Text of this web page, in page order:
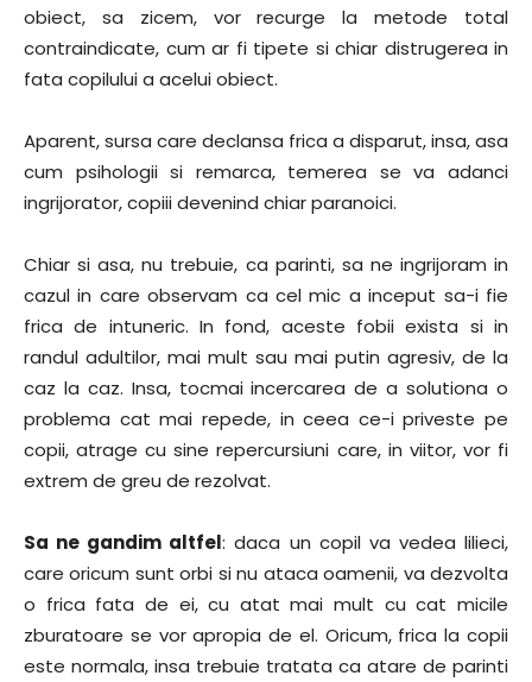
obiect, sa zicem, vor recurge la metode total
contraindicate, cum ar fi tipete si chiar distrugerea in
fata copilului a acelui obiect.
Aparent, sursa care declansa frica a disparut, insa, asa
cum psihologii si remarca, temerea se va adanci
ingrijorator, copiii devenind chiar paranoici.
Chiar si asa, nu trebuie, ca parinti, sa ne ingrijoram in
cazul in care observam ca cel mic a inceput sa-i fie
frica de intuneric. In fond, aceste fobii exista si in
randul adultilor, mai mult sau mai putin agresiv, de la
caz la caz. Insa, tocmai incercarea de a solutiona o
problema cat mai repede, in ceea ce-i priveste pe
copii, atrage cu sine repercursiuni care, in viitor, vor fi
extrem de greu de rezolvat.
Sa ne gandim altfel: daca un copil va vedea lilieci,
care oricum sunt orbi si nu ataca oamenii, va dezvolta
o frica fata de ei, cu atat mai mult cu cat micile
zburatoare se vor apropia de el. Oricum, frica la copii
este normala, insa trebuie tratata ca atare de parinti